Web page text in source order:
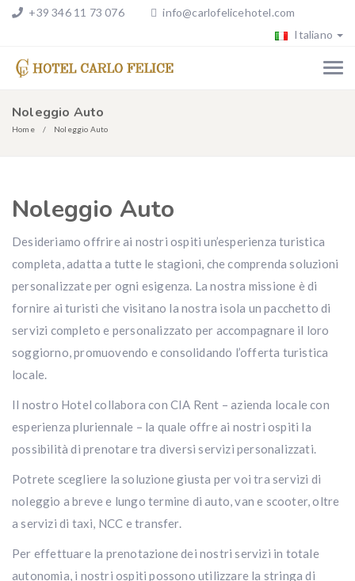
+39 346 11 73 076
info@carlofelicehotel.com
Italiano
Noleggio Auto
Home Noleggio Auto
Noleggio Auto
Desideriamo offrire ai nostri ospiti un’esperienza turistica
completa, adatta a tutte le stagioni, che comprenda soluzioni
personalizzate per ogni esigenza. La nostra missione è di
fornire ai turisti che visitano la nostra isola un pacchetto di
servizi completo e personalizzato per accompagnare il loro
soggiorno, promuovendo e consolidando l’offerta turistica
locale.
Il nostro Hotel collabora con CIA Rent – azienda locale con
esperienza pluriennale – la quale offre ai nostri ospiti la
possibilità di prenotare tra diversi servizi personalizzati.
Potrete scegliere la soluzione giusta per voi tra servizi di
noleggio a breve e lungo termine di auto, van e scooter, oltre
a servizi di taxi, NCC e transfer.
Per effettuare la prenotazione dei nostri servizi in totale
autonomia, i nostri ospiti possono utilizzare la stringa di